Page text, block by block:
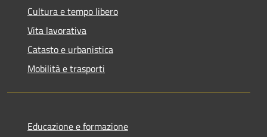
Cultura e tempo libero
Vita lavorativa
Catasto e urbanistica
Mobilità e trasporti
Educazione e formazione